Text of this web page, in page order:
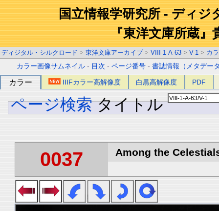
国立情報学研究所 - ディジ
『東洋文庫所蔵』
ディジタル・シルクロード > 東洋文庫アーカイブ > VIII-1-A-63 > V-1 > カ
カラー画像サムネイル - 目次 -ページ番号 -書誌情報（メタデー
カラー IIIFカラー高解像度 白黒高解像度 PDF
ページ検索 タイトル
0037 Among the